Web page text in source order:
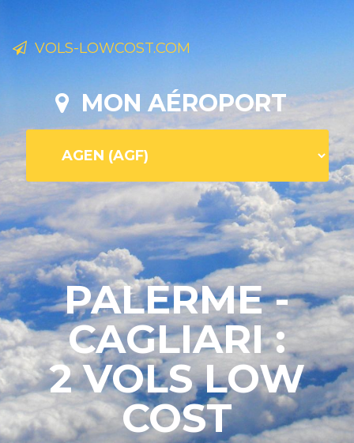
VOLS-LOWCOST.COM
MON AÉROPORT
PALERME -
CAGLIARI :
2 VOLS LOW
COST